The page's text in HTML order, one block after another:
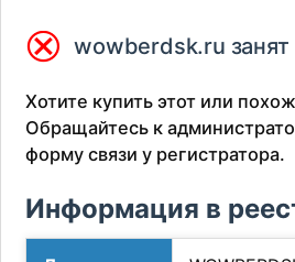
⮿ wowberdsk.ru занят
Хотите купить этот или
Обращайтесь к
форму связи у регистратора.
Информация в